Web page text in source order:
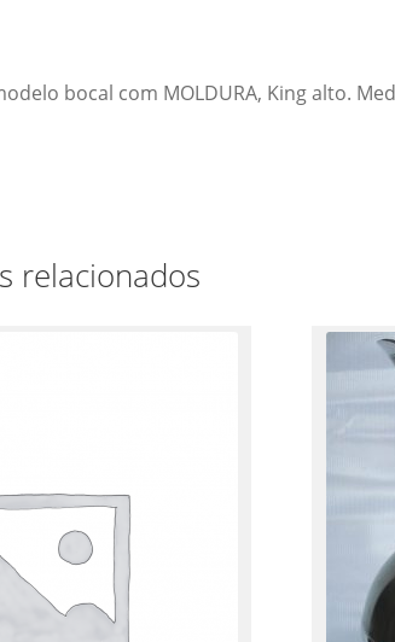
bocal com MOLDURA, King alto.
relacionados